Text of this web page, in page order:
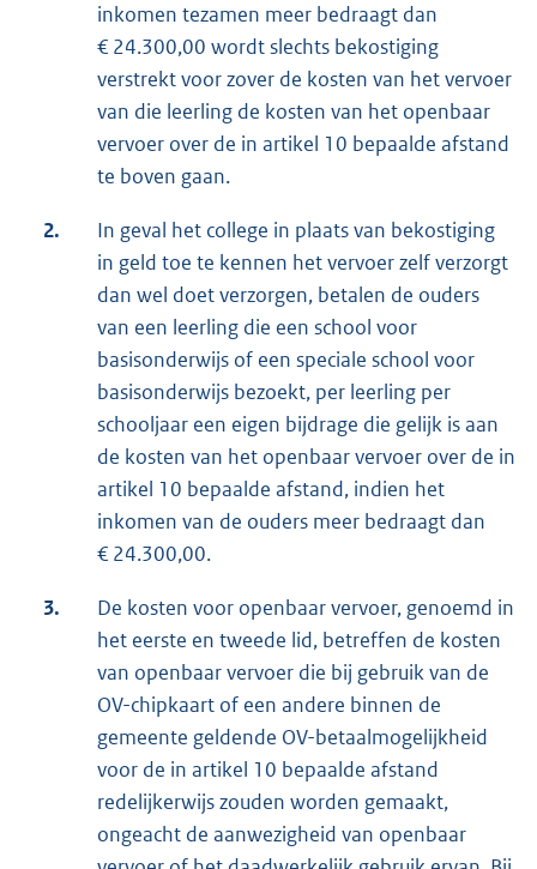
inkomen tezamen meer bedraagt dan
€ 24.300,00 wordt slechts bekostiging
verstrekt voor zover de kosten van het vervoer
van die leerling de kosten van het openbaar
vervoer over de in artikel 10 bepaalde afstand
te boven gaan.
2.
In geval het college in plaats van bekostiging
in geld toe te kennen het vervoer zelf verzorgt
dan wel doet verzorgen, betalen de ouders
van een leerling die een school voor
basisonderwijs of een speciale school voor
basisonderwijs bezoekt, per leerling per
schooljaar een eigen bijdrage die gelijk is aan
de kosten van het openbaar vervoer over de in
artikel 10 bepaalde afstand, indien het
inkomen van de ouders meer bedraagt dan
€ 24.300,00.
3.
De kosten voor openbaar vervoer, genoemd in
het eerste en tweede lid, betreffen de kosten
van openbaar vervoer die bij gebruik van de
OV-chipkaart of een andere binnen de
gemeente geldende OV-betaalmogelijkheid
voor de in artikel 10 bepaalde afstand
redelijkerwijs zouden worden gemaakt,
ongeacht de aanwezigheid van openbaar